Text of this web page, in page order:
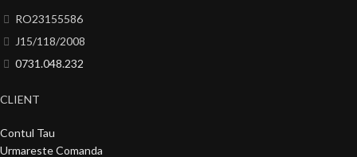
RO23155586
J15/118/2008
0731.048.232
CLIENT
Contul Tau
Urmareste Comanda